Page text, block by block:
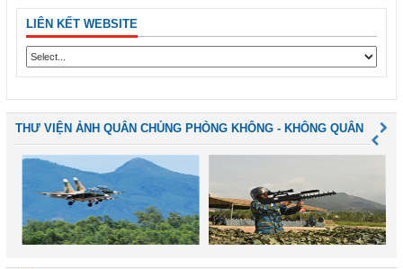
LIÊN KẾT WEBSITE
THƯ VIỆN ẢNH QUÂN CHỦNG PHÒNG KHÔNG - KHÔNG QUÂN